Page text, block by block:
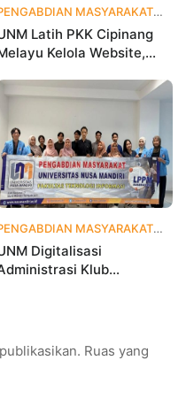
yang lalu MASYARAKAT
Latih PKK Cipinang
Kelola Website,
Masyarakat
yang lalu MASYARAKAT
Digitalisasi
Klub
Ruas yang